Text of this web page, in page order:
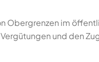
Obergrenzen im
und den